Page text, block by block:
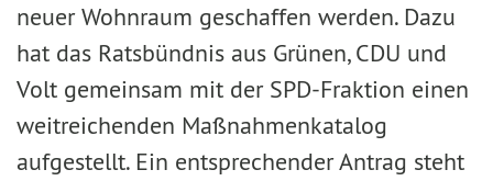
neuer Wohnraum geschaffen werden. Dazu
hat das Ratsbündnis aus Grünen, CDU und
Volt gemeinsam mit der SPD-Fraktion einen
weitreichenden Maßnahmenkatalog
aufgestellt. Ein entsprechender Antrag steht